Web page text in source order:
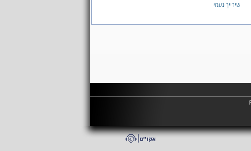
שירייך נעמי